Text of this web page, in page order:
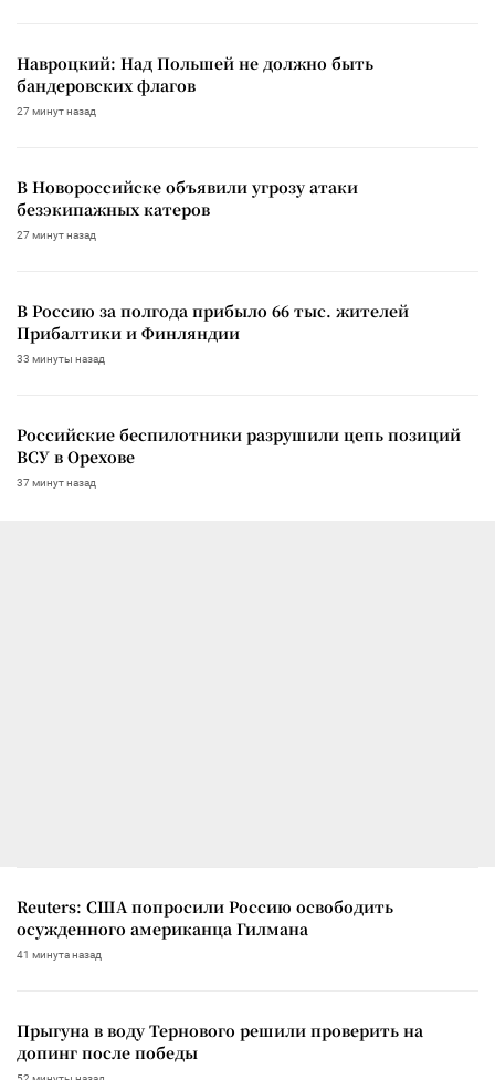
Навроцкий: Над Польшей не должно быть
бандеровских флагов
27 минут назад
В Новороссийске объявили угрозу атаки
безэкипажных катеров
27 минут назад
В Россию за полгода прибыло 66 тыс. жителей
Прибалтики и Финляндии
33 минуты назад
Российские беспилотники разрушили цепь позиций
ВСУ в Орехове
37 минут назад
Reuters: США попросили Россию освободить
осужденного американца Гилмана
41 минута назад
Прыгуна в воду Тернового решили проверить на
допинг после победы